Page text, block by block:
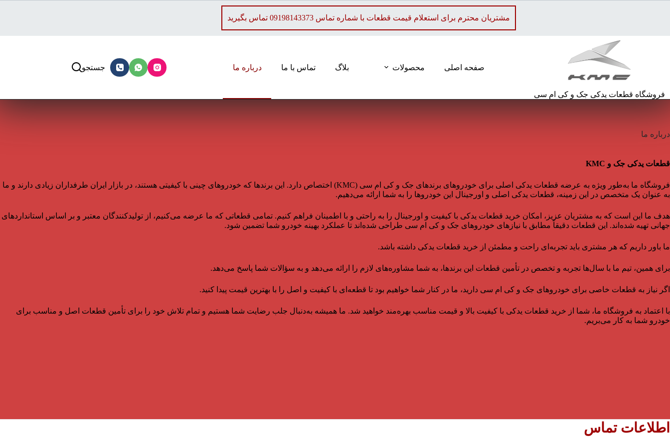
مشتریان محترم برای استعلام قیمت قطعات با شماره تماس 09198143373 تماس بگیرید
فروشگاه قطعات یدکی جک و کی ام سی
صفحه اصلی محصولات بلاگ تماس با ما درباره ما جستجو
درباره ما
قطعات یدکی جک و KMC
فروشگاه ما به‌طور ویژه به عرضه قطعات یدکی اصلی برای خودروهای برندهای جک و کی ام سی (KMC) اختصاص دارد. این برندها که خودروهای چینی با کیفیتی هستند، در بازار ایران طرفداران زیادی دارند و ما
به عنوان یک متخصص در این زمینه، قطعات یدکی اصلی و اورجینال این خودروها را به شما ارائه می‌دهیم.
هدف ما این است که به مشتریان عزیز، امکان خرید قطعات یدکی با کیفیت و اورجینال را به راحتی و با اطمینان فراهم کنیم. تمامی قطعاتی که ما عرضه می‌کنیم، از تولیدکنندگان معتبر و بر اساس استانداردهای
جهانی تهیه شده‌اند. این قطعات دقیقاً مطابق با نیازهای خودروهای جک و کی ام سی طراحی شده‌اند تا عملکرد بهینه خودرو شما تضمین شود.
ما باور داریم که هر مشتری باید تجربه‌ای راحت و مطمئن از خرید قطعات یدکی داشته باشد.
برای همین، تیم ما با سال‌ها تجربه و تخصص در تأمین قطعات این برندها، به شما مشاوره‌های لازم را ارائه می‌دهد و به سؤالات شما پاسخ می‌دهد.
اگر نیاز به قطعات خاصی برای خودروهای جک و کی ام سی دارید، ما در کنار شما خواهیم بود تا قطعه‌ای با کیفیت و اصل را با بهترین قیمت پیدا کنید.
با اعتماد به فروشگاه ما، شما از خرید قطعات یدکی با کیفیت بالا و قیمت مناسب بهره‌مند خواهید شد. ما همیشه به‌دنبال جلب رضایت شما هستیم و تمام تلاش خود را برای تأمین قطعات اصل و مناسب برای
خودرو شما به کار می‌بریم.
اطلاعات تماس